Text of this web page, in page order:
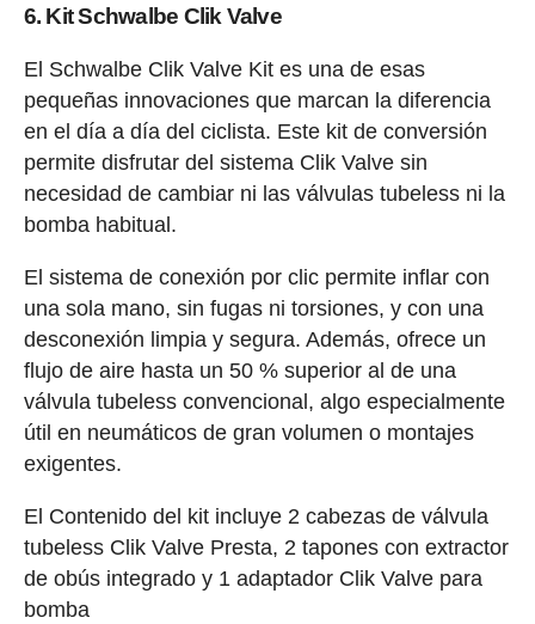
6. Kit Schwalbe Clik Valve
El Schwalbe Clik Valve Kit es una de esas
pequeñas innovaciones que marcan la diferencia
en el día a día del ciclista. Este kit de conversión
permite disfrutar del sistema Clik Valve sin
necesidad de cambiar ni las válvulas tubeless ni la
bomba habitual.
El sistema de conexión por clic permite inflar con
una sola mano, sin fugas ni torsiones, y con una
desconexión limpia y segura. Además, ofrece un
flujo de aire hasta un 50 % superior al de una
válvula tubeless convencional, algo especialmente
útil en neumáticos de gran volumen o montajes
exigentes.
El Contenido del kit incluye 2 cabezas de válvula
tubeless Clik Valve Presta, 2 tapones con extractor
de obús integrado y 1 adaptador Clik Valve para
bomba